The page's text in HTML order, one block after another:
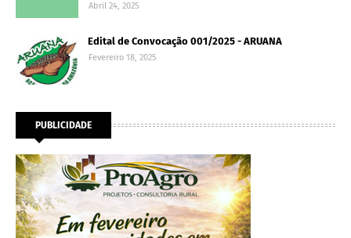
Abril 24, 2025
Edital de Convocação 001/2025 - ARUANA
Fevereiro 18, 2025
PUBLICIDADE